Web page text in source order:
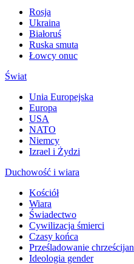
Rosja
Ukraina
Białoruś
Ruska smuta
Łowcy onuc
Świat
Unia Europejska
Europa
USA
NATO
Niemcy
Izrael i Żydzi
Duchowość i wiara
Kościół
Wiara
Świadectwo
Cywilizacja śmierci
Czasy końca
Prześladowanie chrześcijan
Ideologia gender